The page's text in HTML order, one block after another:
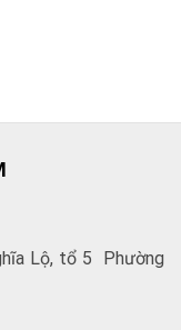
Lộ, tổ 5 Phường